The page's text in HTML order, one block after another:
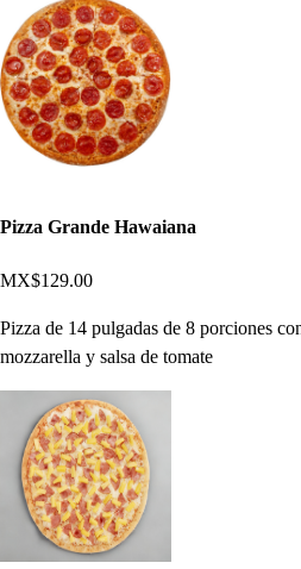
Pizza Grande Hawaiana
MX$129.00
Pizza de 14 pulgadas de 8 porciones
mozzarella y salsa de tomate